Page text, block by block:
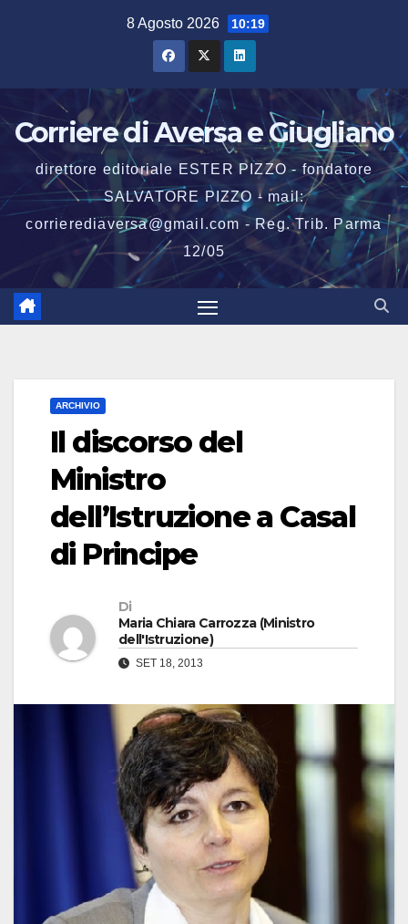
8 Agosto 2026 10:19
Corriere di Aversa e Giugliano
direttore editoriale ESTER PIZZO - fondatore
SALVATORE PIZZO - mail:
corrierediaversa@gmail.com - Reg. Trib. Parma
12/05
ARCHIVIO
Il discorso del
Ministro
dell’Istruzione a Casal
di Principe
Di
Maria Chiara Carrozza (Ministro
dell'Istruzione)
SET 18, 2013